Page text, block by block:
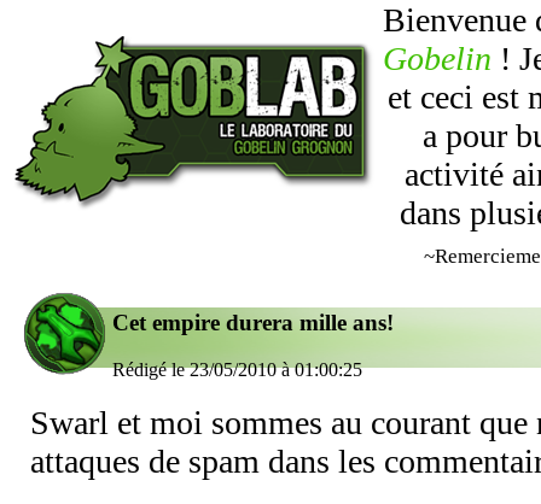
Bienvenue
Gobelin !
et ceci est
a pour
activité
dans
Cet empire durera mille ans!
Rédigé le 23/05/2010 à 01:00:25
Swarl et moi sommes au courant que
attaques de spam dans les